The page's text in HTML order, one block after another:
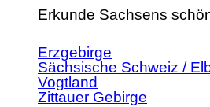
Erkunde Sachsens
Erzgebirge
Sächsische Schweiz /
Vogtland
Zittauer Gebirge